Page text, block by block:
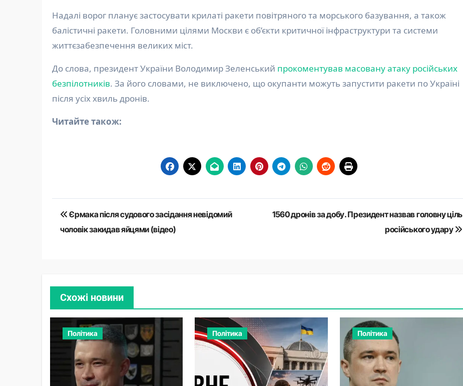
Надалі ворог планує застосувати крилаті ракети повітряного та морського базування, а також
балістичні ракети. Головними цілями Москви є об’єкти критичної інфраструктури та системи
життєзабезпечення великих міст.
До слова, президент України Володимир Зеленський прокоментував масовану атаку російських
безпілотників. За його словами, не виключено, що окупанти можуть запустити ракети по Україні
після усіх хвиль дронів.
Читайте також:
Навігація
записів
Єрмака після судового засідання невідомий
чоловік закидав яйцями (відео)
1560 дронів за добу. Президент назвав головну ціль
російського удару
Схожі новини
Політика Політика Політика